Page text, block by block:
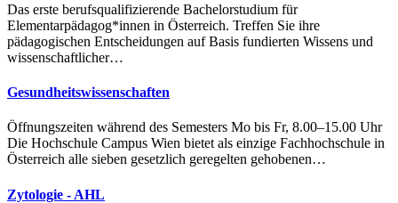
Das erste berufsqualifizierende Bachelorstudium für
Elementarpädagog*innen in Österreich. Treffen Sie ihre
pädagogischen Entscheidungen auf Basis fundierten Wissens und
wissenschaftlicher…
Gesundheitswissenschaften
Öffnungszeiten während des Semesters Mo bis Fr, 8.00–15.00 Uhr
Die Hochschule Campus Wien bietet als einzige Fachhochschule in
Österreich alle sieben gesetzlich geregelten gehobenen…
Zytologie - AHL